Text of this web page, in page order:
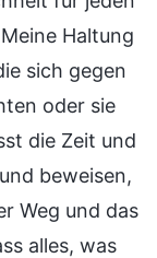
Haltung
sich gegen
oder sie
die Zeit und
beweisen,
Weg und das
alles, was